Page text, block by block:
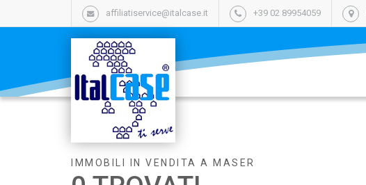
affiliatiservice@italcase.it +39 02 89954059
IMMOBILI IN VENDITA A MASER